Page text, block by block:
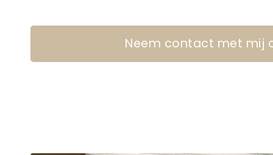
Neem contact met mij